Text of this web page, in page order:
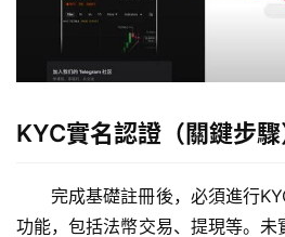
KYC實名認證（關鍵步驟
完成基礎註冊後，必須進行
功能，包括法幣交易、提現等。